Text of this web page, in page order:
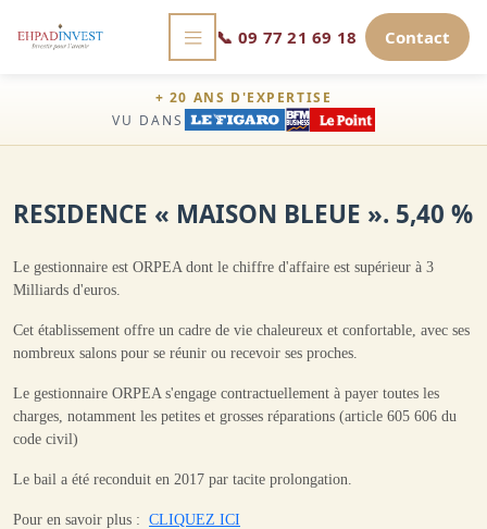
📞 09 77 21 69 18 Contact
+ 20 ANS D'EXPERTISE
VU DANS
RESIDENCE « MAISON BLEUE ». 5,40 %
Le gestionnaire est ORPEA dont le chiffre d'affaire est supérieur à 3
Milliards d'euros.
Cet établissement offre un cadre de vie chaleureux et confortable, avec ses
nombreux salons pour se réunir ou recevoir ses proches.
Le gestionnaire ORPEA s'engage contractuellement à payer toutes les
charges, notamment les petites et grosses réparations (article 605 606 du
code civil)
Le bail a été reconduit en 2017 par tacite prolongation.
Pour en savoir plus : CLIQUEZ ICI